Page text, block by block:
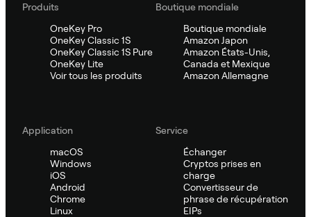
Produits
OneKey Pro
OneKey Classic 1S
OneKey Classic 1S Pure
OneKey Lite
Voir tous les produits
Boutique mondiale
Boutique mondiale
Amazon Japon
Amazon États-Unis,
Canada et Mexique
Amazon Allemagne
Application
macOS
Windows
iOS
Android
Chrome
Linux
Service
Échanger
Cryptos prises en
charge
Convertisseur de
phrase de récupération
EIPs